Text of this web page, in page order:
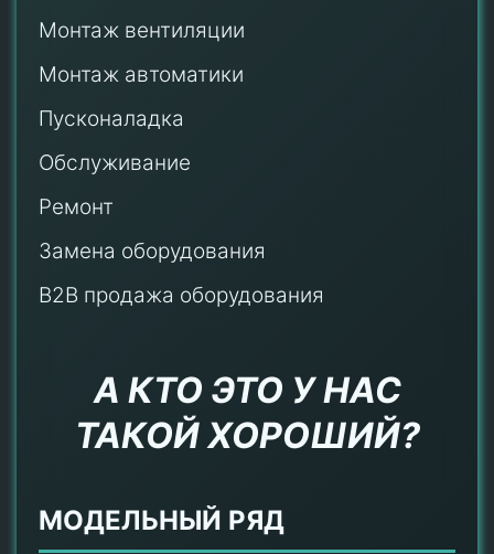
Монтаж вентиляции
Монтаж автоматики
Пусконаладка
Обслуживание
Ремонт
Замена оборудования
B2B продажа оборудования
А КТО ЭТО У НАС
ТАКОЙ ХОРОШИЙ?
МОДЕЛЬНЫЙ РЯД